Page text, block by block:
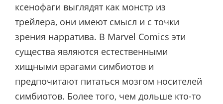
ксенофаги выглядят как монстр из
трейлера, они имеют смысл и с точки
зрения нарратива. В Marvel Comics эти
существа являются естественными
хищными врагами симбиотов и
предпочитают питаться мозгом носителей
симбиотов. Более того, чем дольше кто-то